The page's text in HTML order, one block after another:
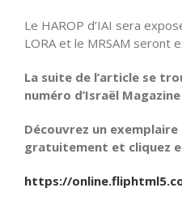
Le HAROP d’IAI sera
LORA et le MRSAM seront
La suite de l’article se
numéro d’Israël Magazine
Découvrez un exemplaire
gratuitement et cliquez
https://